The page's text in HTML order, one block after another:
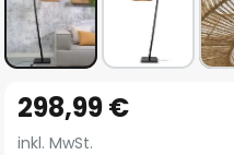
Anfang
der
298,99 €
inkl. MwSt.